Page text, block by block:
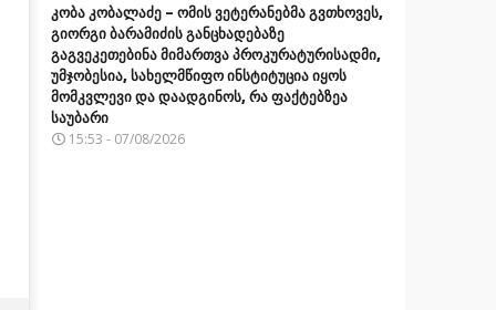
კობა კობალაძე – ომის ვეტერანებმა გვთხოვეს,
გიორგი ბარამიძის განცხადებაზე
გაგვეკეთებინა მიმართვა პროკურატურისადმი,
უმჯობესია, სახელმწიფო ინსტიტუცია იყოს
მომკვლევი და დაადგინოს, რა ფაქტებზეა
საუბარი
15:53 - 07/08/2026